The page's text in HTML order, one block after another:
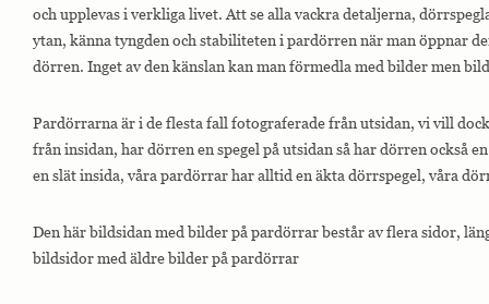
och upplevas i verkliga livet. Att se alla vackra detaljerna,
ytan, känna tyngden och stabiliteten i pardörren när man öppnar
dörren. Inget av den känslan kan man förmedla med bilder men
Pardörrarna är i de flesta fall fotograferade från utsidan, vi vill
från insidan, har dörren en spegel på utsidan så har dörren också
en slät insida, våra pardörrar har alltid en äkta dörrspegel, våra
Den här bildsidan med bilder på pardörrar består av flera sidor,
bildsidor med äldre bilder på pardörrar